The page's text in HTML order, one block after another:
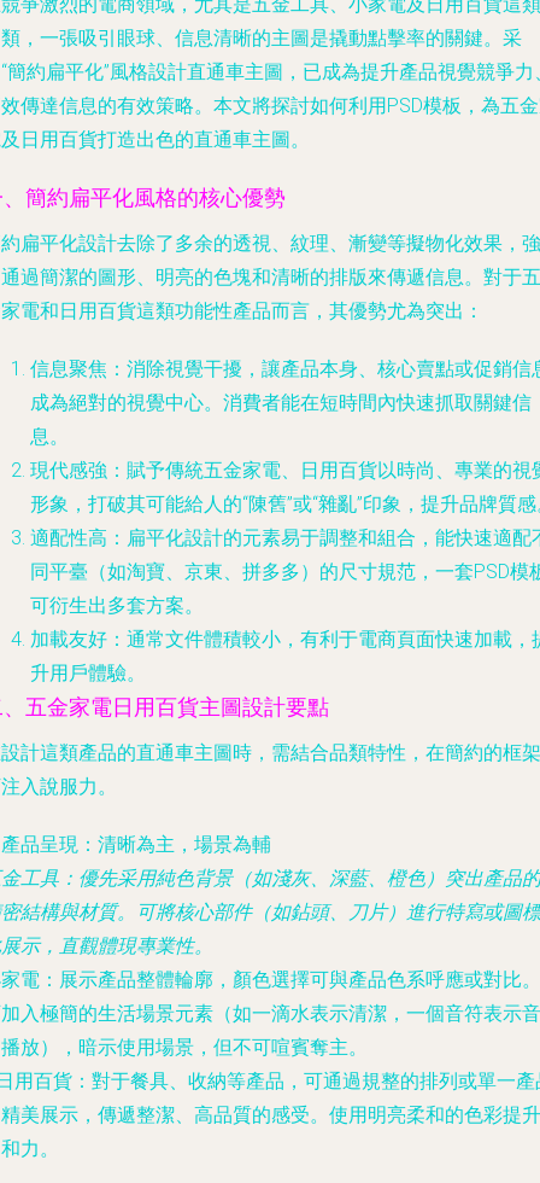
，一張吸引眼球、信息清晰的主圖是撬動點擊率的關鍵。采
簡約扁平化”風格設計直通車主圖，已成為提升產品視覺競爭力
傳達信息的有效策略。本文將探討如何利用PSD模板，為五
日用百貨打造出色的直通車主圖。
簡約扁平化風格的核心優勢
扁平化設計去除了多余的透視、紋理、漸變等擬物化效果，強
過簡潔的圖形、明亮的色塊和清晰的排版來傳遞信息。對于五
電和日用百貨這類功能性產品而言，其優勢尤為突出：
信息聚焦 ：消除視覺干擾，讓產品本身、核心賣點或促銷信
成為絕對的視覺中心。消費者能在短時間內快速抓取關鍵信
息。
現代感強 ：賦予傳統五金家電、日用百貨以時尚、專業的視
形象，打破其可能給人的“陳舊”或“雜亂”印象，提升品牌質
適配性高 ：扁平化設計的元素易于調整和組合，能快速適配
同平臺（如淘寶、京東、拼多多）的尺寸規范，一套PSD模
可衍生出多套方案。
加載友好 ：通常文件體積較小，有利于電商頁面快速加載，
升用戶體驗。
五金家電日用百貨主圖設計要點
計這類產品的直通車主圖時，需結合品類特性，在簡約的框架
入說服力。
品呈現：清晰為主，場景為輔
工具 ：優先采用純色背景（如淺灰、深藍、橙色）突出產品的
結構與材質。可將核心部件（如鉆頭、刀片）進行特寫或圖標
示，直觀體現專業性。
電 ：展示產品整體輪廓，顏色選擇可與產品色系呼應或對比。
入極簡的生活場景元素（如一滴水表示清潔，一個音符表示音
放），暗示使用場景，但不可喧賓奪主。
用百貨 ：對于餐具、收納等產品，可通過規整的排列或單一產
美展示，傳遞整潔、高品質的感受。使用明亮柔和的色彩提升
力。